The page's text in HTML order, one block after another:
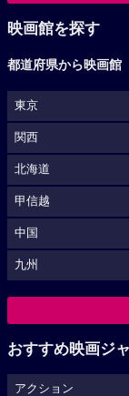
映画館を探す
都道府県から映画館
東京
関西
北海道
甲信越
中国
九州
おすすめ映画ジ
アクション